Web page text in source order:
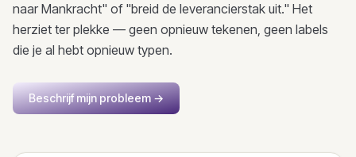
naar Mankracht" of "breid de leverancierstak uit." Het
herziet ter plekke — geen opnieuw tekenen, geen labels
die je al hebt opnieuw typen.
Beschrijf mijn probleem→